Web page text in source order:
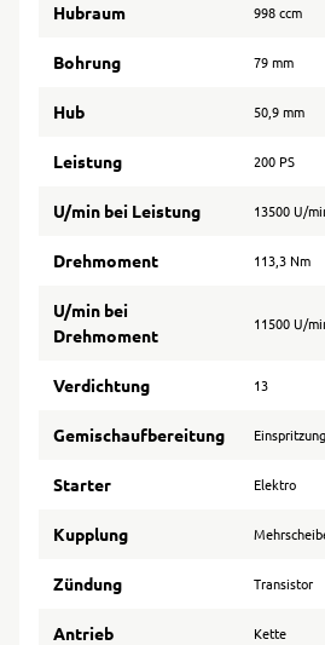
Hubraum 998 ccm
Bohrung 79 mm
Hub 50,9 mm
Leistung 200 PS
U/min bei Leistung 13500 U/
Drehmoment 113,3 Nm
U/min bei
Drehmoment
11500 U/
Verdichtung 13
Gemischaufbereitung Einspritzung
Starter Elektro
Kupplung
Zündung Transistor
Antrieb Kette